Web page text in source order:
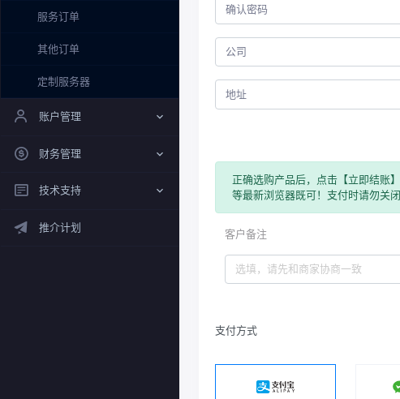
服务订单
其他订单
定制服务器
账户管理
财务管理
技术支持
推介计划
正确选购产品后，点击【立即结账
等最新浏览器既可！支付时请勿关
客户备注
支付方式